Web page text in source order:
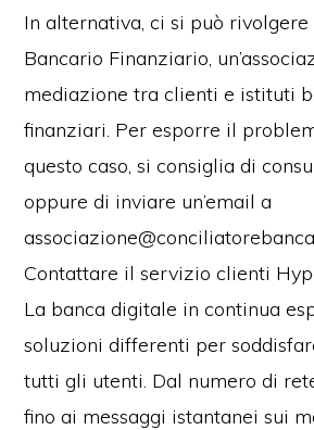
In alternativa, ci si può
Bancario Finanziario,
mediazione tra clienti e istituti
finanziari. Per esporre il
questo caso, si consiglia di
oppure di inviare un’email a
Contattare il servizio clienti
La banca digitale in continua
soluzioni differenti per
tutti gli utenti. Dal numero di
fino ai messaggi istantanei sui